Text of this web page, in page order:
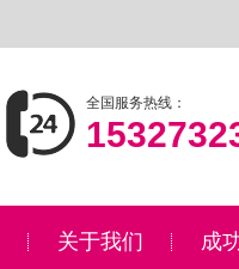
全国服务热线：
关于我们 成